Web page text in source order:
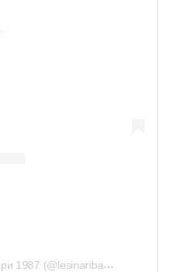
A post shared by Лешинари 1987 (@lesinaribanjaluka1987)